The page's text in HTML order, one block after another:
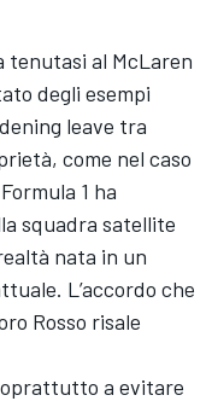
tenutasi al McLaren
degli esempi
leave tra
come nel caso
1 ha
squadra satellite
nata in un
L’accordo che
Rosso risale
a evitare